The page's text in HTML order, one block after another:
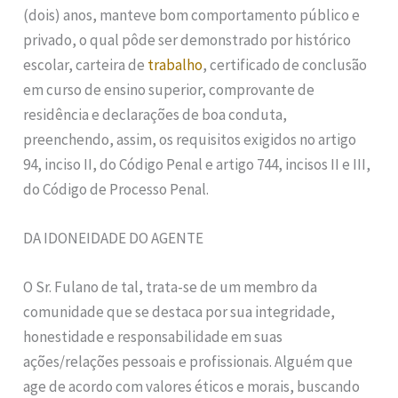
(dois) anos, manteve bom comportamento público e
privado, o qual pôde ser demonstrado por histórico
escolar, carteira de trabalho, certificado de conclusão
em curso de ensino superior, comprovante de
residência e declarações de boa conduta,
preenchendo, assim, os requisitos exigidos no artigo
94, inciso II, do Código Penal e artigo 744, incisos II e III,
do Código de Processo Penal.
DA IDONEIDADE DO AGENTE
O Sr. Fulano de tal, trata-se de um membro da
comunidade que se destaca por sua integridade,
honestidade e responsabilidade em suas
ações/relações pessoais e profissionais. Alguém que
age de acordo com valores éticos e morais, buscando